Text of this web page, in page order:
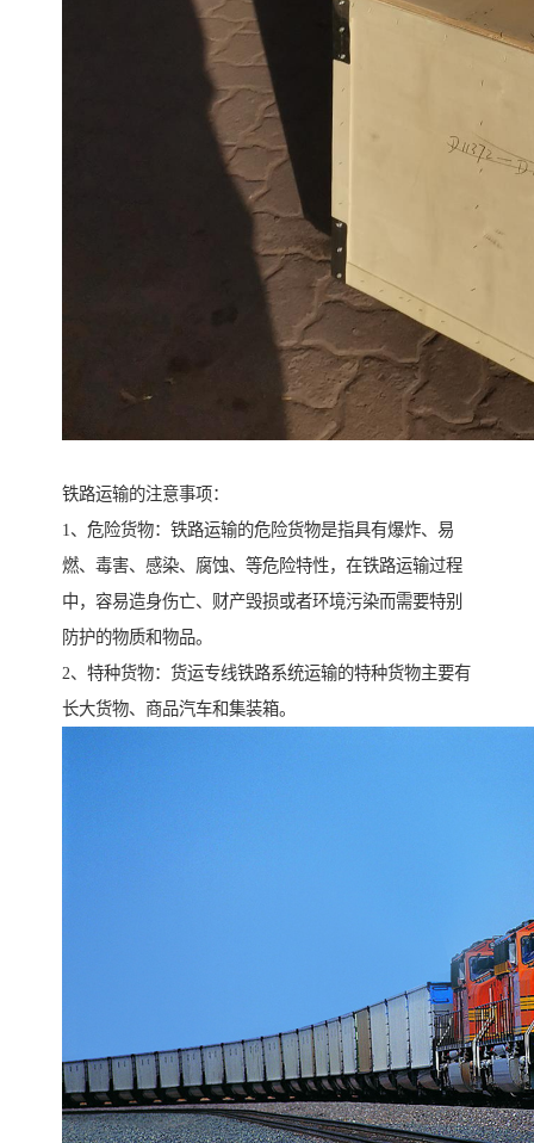
铁路运输的注意事项：
1、危险货物：铁路运输的危险货物是指具有爆炸、易
燃、毒害、感染、腐蚀、等危险特性，在铁路运输过程
中，容易造身伤亡、财产毁损或者环境污染而需要特别
防护的物质和物品。
2、特种货物：货运专线铁路系统运输的特种货物主要有
长大货物、商品汽车和集装箱。